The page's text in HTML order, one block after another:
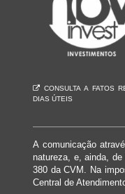
CONSULTA A FATOS
DIAS ÚTEIS
A comunicação
natureza, e, ainda,
380 da CVM. Na
Central de